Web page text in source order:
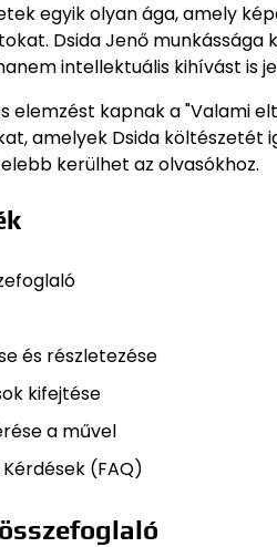
egyik olyan ága, amely
Dsida Jenő
intellektuális kihívást is
elemzést kapnak a "Valami
amelyek Dsida költészetét
kerülhet az olvasókhoz.
és részletezése
kifejtése
a művel
(FAQ)